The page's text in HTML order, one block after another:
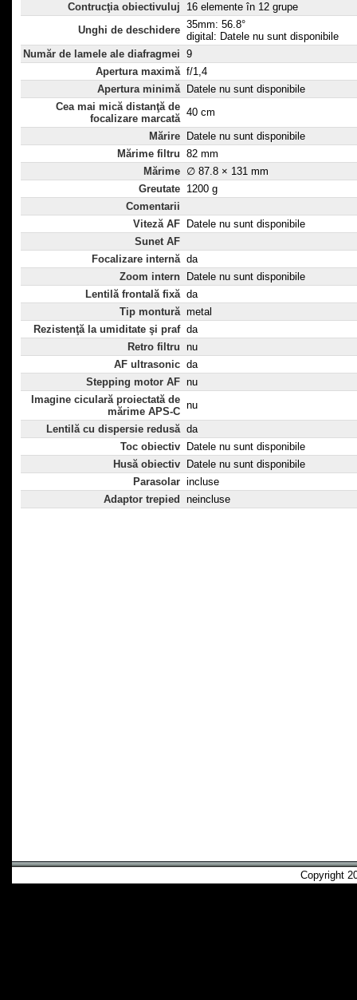
Contrucţia obiectivuluj
16 elemente în 12 grupe
Unghi de deschidere 35mm: 56.8°
digital: Datele nu sunt disponibile
Număr de lamele ale diafragmei 9
Apertura maximă f/1,4
Apertura minimă
Datele nu sunt disponibile
Cea mai mică distanţă de
focalizare marcată
40 cm
Mărire
Datele nu sunt disponibile
Mărime filtru 82 mm
Mărime ∅ 87.8 × 131 mm
Greutate 1200 g
Comentarii
Viteză AF
Datele nu sunt disponibile
Sunet AF
Focalizare internă da
Zoom intern
Datele nu sunt disponibile
Lentilă frontală fixă da
Tip montură metal
Rezistenţă la umiditate şi praf da
Retro filtru nu
AF ultrasonic da
Stepping motor AF nu
Imagine ciculară proiectată de
mărime APS-C
nu
Lentilă cu dispersie redusă da
Toc obiectiv
Datele nu sunt disponibile
Husă obiectiv
Datele nu sunt disponibile
Parasolar incluse
Adaptor trepied
neincluse
Copyright